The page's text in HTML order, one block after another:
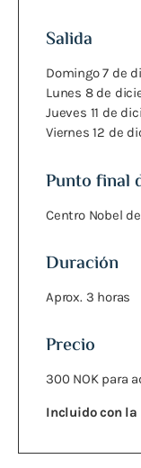
Salida
Domingo 7 de
Lunes 8 de
Jueves 11 de
Viernes 12 de
Punto final
Centro Nobel
Duración
Aprox. 3 horas
Precio
300 NOK para
Incluido con la